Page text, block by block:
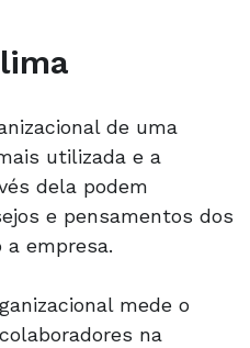
de uma
utilizada e a
dela podem
e pensamentos dos
empresa.
mede o
na